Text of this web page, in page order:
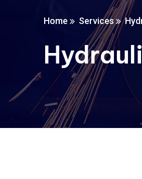
Home Services